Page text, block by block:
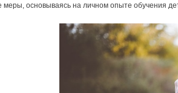
меры, основываясь на личном опыте обучения